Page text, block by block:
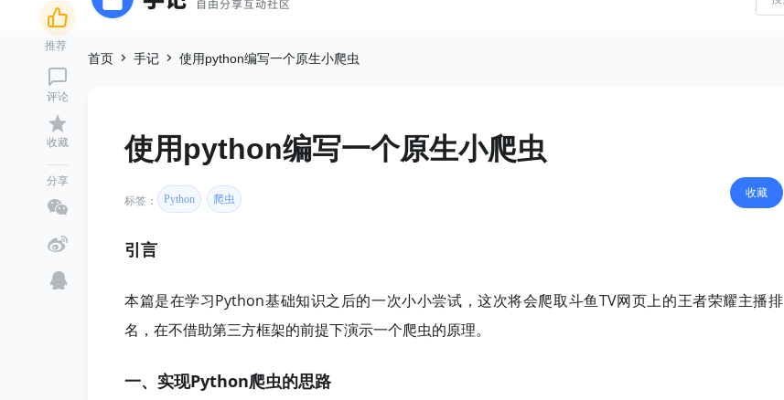
首页 手记 使用python编写一个原生小爬虫
推荐
评论
收藏
分享
使用python编写一个原生小爬虫
标签： Python 爬虫
收藏
引言
本篇是在学习Python基础知识之后的一次小小尝试，这次将会爬取斗鱼TV网页上的王者荣耀主播排
名，在不借助第三方框架的前提下演示一个爬虫的原理。
一、实现Python爬虫的思路